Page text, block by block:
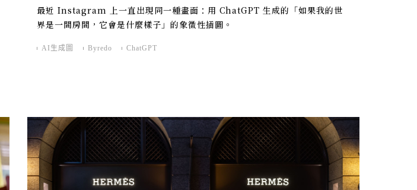
最近 Instagram 上一直出現同一種畫面：用 ChatGPT 生成的「如果我的世
界是一間房間，它會是什麼樣子」的象徵性插圖。
AI生成圖 Byredo ChatGPT